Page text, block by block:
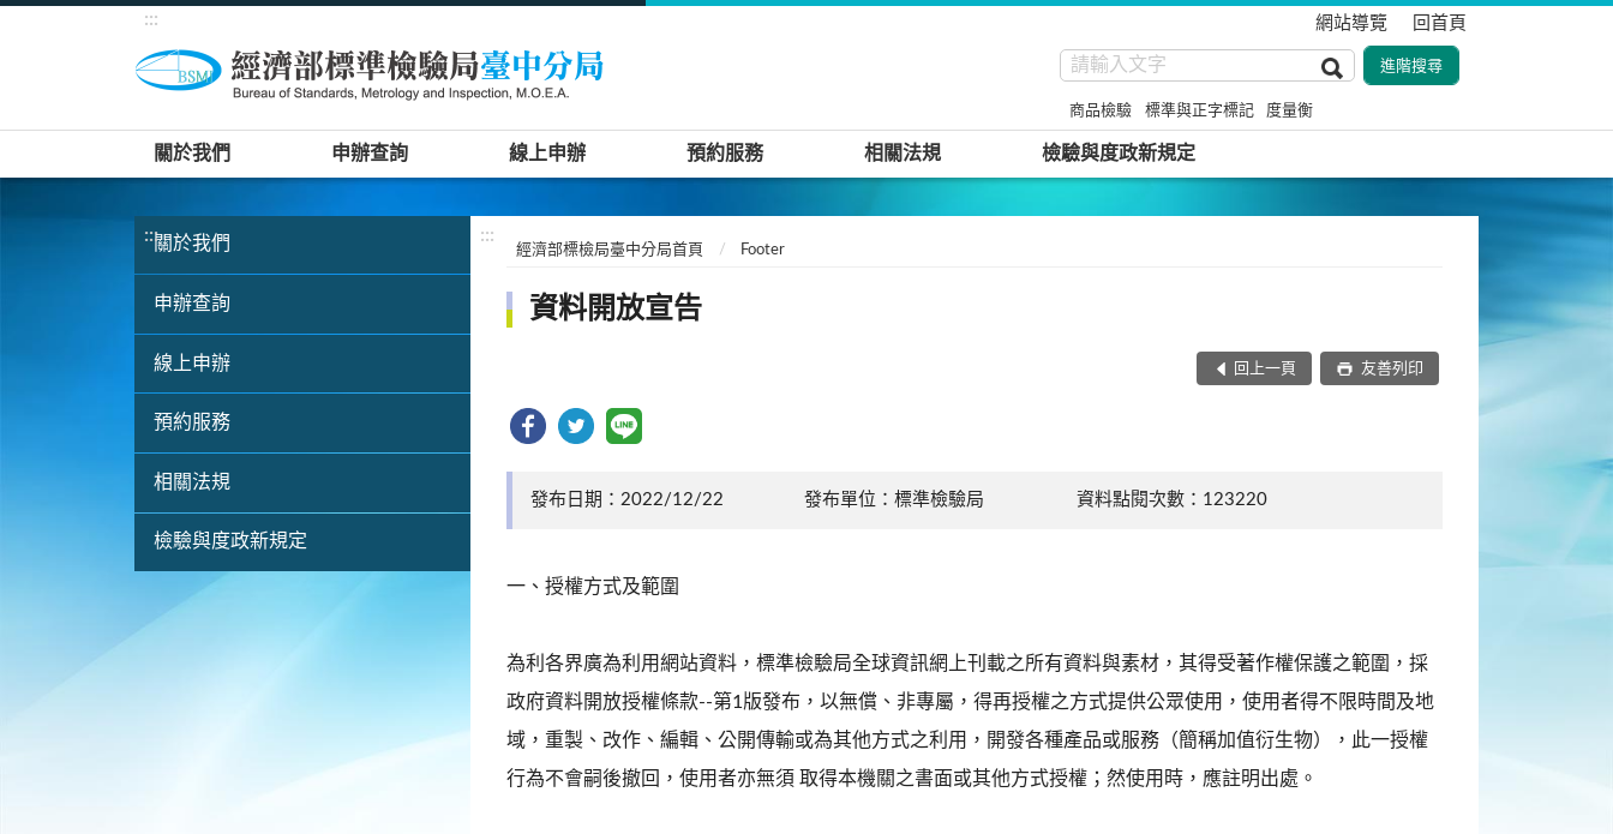
網站導覽 回首頁
:::
商品檢驗 標準與正字標記 度量衡
關於我們 申辦查詢 線上申辦 預約服務 相關法規 檢驗與度政新規定
:::關於我們
申辦查詢
線上申辦
預約服務
相關法規
檢驗與度政新規定
:::
經濟部標檢局臺中分局首頁 Footer
資料開放宣告
回上一頁 友善列印
發布日期：2022/12/22 發布單位：標準檢驗局 資料點閱次數：123220
一、授權方式及範圍
為利各界廣為利用網站資料，標準檢驗局全球資訊網上刊載之所有資料與素材，其得受著作權保護之範圍，採
政府資料開放授權條款--第1版發布，以無償、非專屬，得再授權之方式提供公眾使用，使用者得不限時間及地
域，重製、改作、編輯、公開傳輸或為其他方式之利用，開發各種產品或服務（簡稱加值衍生物），此一授權
行為不會嗣後撤回，使用者亦無須 取得本機關之書面或其他方式授權；然使用時，應註明出處。